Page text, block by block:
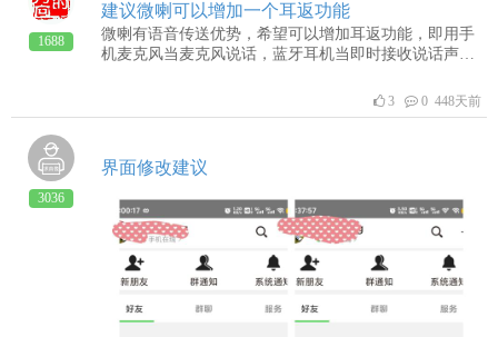
1688
建议微喇可以增加一个耳返功能
微喇有语音传送优势，希望可以增加耳返功能，即用手
机麦克风当麦克风说话，蓝牙耳机当即时接收说话声音
3 0 448天前
3036
界面修改建议